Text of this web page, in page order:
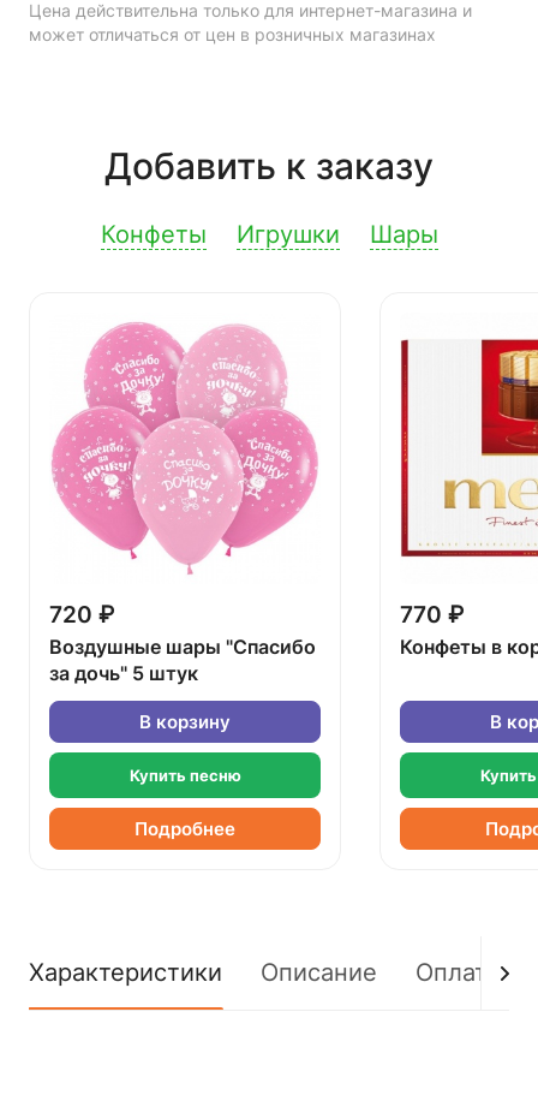
Цена действительна только для интернет-магазина и
может отличаться от цен в розничных магазинах
Добавить к заказу
Конфеты Игрушки Шары
720 ₽
Воздушные шары "Спасибо
за дочь" 5 штук
В корзину
Купить песню
Подробнее
770 ₽
Конфеты в
В
Характеристики Описание Оплата